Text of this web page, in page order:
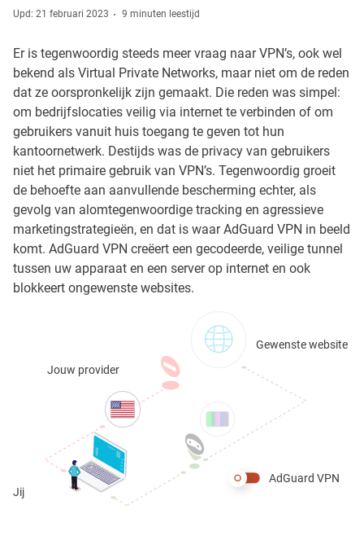
Upd: 21 februari 2023 9 minuten leestijd
Er is tegenwoordig steeds meer vraag naar VPN’s, ook wel
bekend als Virtual Private Networks, maar niet om de reden
dat ze oorspronkelijk zijn gemaakt. Die reden was simpel:
om bedrijfslocaties veilig via internet te verbinden of om
gebruikers vanuit huis toegang te geven tot hun
kantoornetwerk. Destijds was de privacy van gebruikers
niet het primaire gebruik van VPN’s. Tegenwoordig groeit
de behoefte aan aanvullende bescherming echter, als
gevolg van alomtegenwoordige tracking en agressieve
marketingstrategieën, en dat is waar AdGuard VPN in beeld
komt. AdGuard VPN creëert een gecodeerde, veilige tunnel
tussen uw apparaat en een server op internet en ook
blokkeert ongewenste websites.
Jouw provider
Jij
Gewenste website
AdGuard VPN